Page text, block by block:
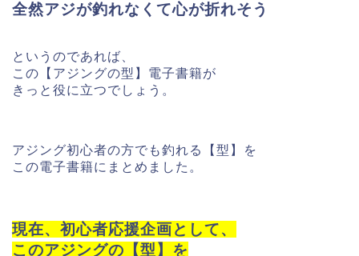
全然アジが釣れなくて心が折れそう
というのであれば、
この【アジングの型】電子書籍が
きっと役に立つでしょう。
アジング初心者の方でも釣れる【型】を
この電子書籍にまとめました。
現在、初心者応援企画として、
このアジングの【型】を